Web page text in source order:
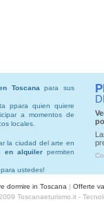
Toscana para sus
ppara quien quiere
a momentos de
locales.
la ciudad del arte en
en alquilerpermiten
ustedes!
dormire in Toscana | Offerte
Toscanaeturismo.it -